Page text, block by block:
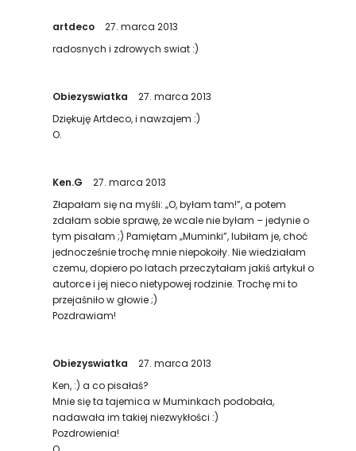
artdeco
27. marca 2013
radosnych i zdrowych swiat :)
Obiezyswiatka
27. marca 2013
Dziękuję Artdeco, i nawzajem :)
O.
Ken.G
27. marca 2013
Złapałam się na myśli: „O, byłam tam!”, a potem
zdałam sobie sprawę, że wcale nie byłam – jedynie o
tym pisałam ;) Pamiętam „Muminki”, lubiłam je, choć
jednocześnie trochę mnie niepokoiły. Nie wiedziałam
czemu, dopiero po latach przeczytałam jakiś artykuł o
autorce i jej nieco nietypowej rodzinie. Trochę mi to
przejaśniło w głowie ;)
Pozdrawiam!
Obiezyswiatka
27. marca 2013
Ken, :) a co pisałaś?
Mnie się ta tajemica w Muminkach podobała,
nadawała im takiej niezwykłości :)
Pozdrowienia!